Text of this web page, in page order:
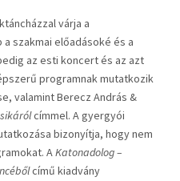
várja a
szakmai előadásoké és a
az esti koncert és az azt
programnak mutatkozik
valamint Berecz András &
címmel. A gyergyói
bizonyítja, hogy nem
AKatonadolog –
című kiadvány